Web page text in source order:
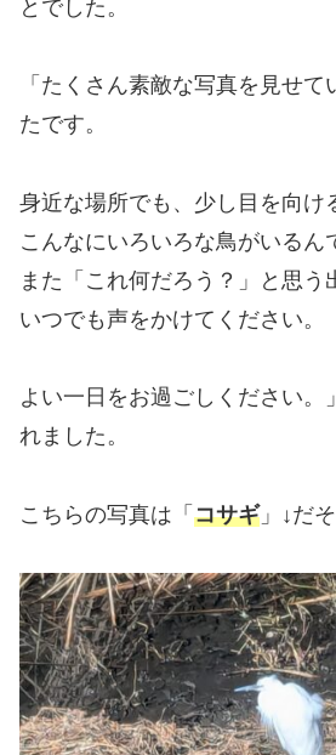
とでした。
「たくさん素敵な写真を見せ
たです。
身近な場所でも、少し目を向け
こんなにいろいろな鳥がいる
また「これ何だろう？」と思う
いつでも声をかけてください。
よい一日をお過ごしください。
れました。
こちらの写真は「 コサギ」↓だ